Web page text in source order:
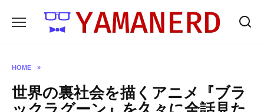
HOME »
世界の裏社会を描くアニメ『ブラ